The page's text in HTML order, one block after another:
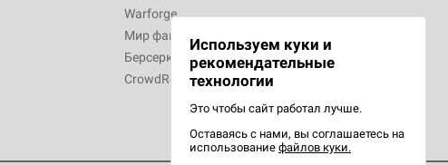
Warforge
Мир фантастики
Берсерк
CrowdRepublic
Используем куки и
рекомендательные
технологии
Это чтобы сайт работал лучше.
Оставаясь с нами, вы соглашаетесь на
использование файлов куки.